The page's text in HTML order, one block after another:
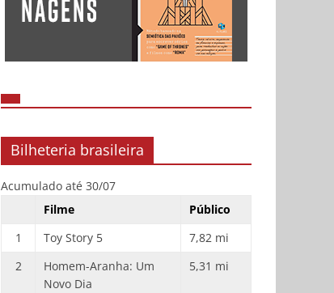
Bilheteria brasileira
Acumulado até 30/07
Filme
Público
1
Toy Story 5
7,82 mi
2
Homem-Aranha: Um
Novo Dia
5,31 mi